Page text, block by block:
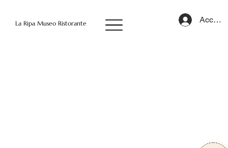
La Ripa Museo Ristorante Accedi